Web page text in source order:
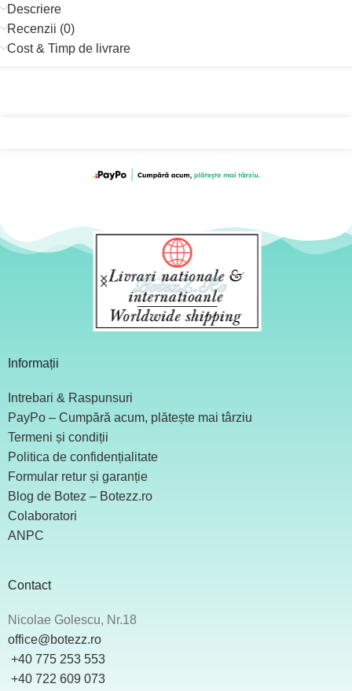
Descriere
Recenzii (0)
Cost & Timp de livrare
Informații
Intrebari & Raspunsuri
PayPo – Cumpără acum, plătește mai târziu
Termeni și condiții
Politica de confidențialitate
Formular retur și garanție
Blog de Botez – Botezz.ro
Colaboratori
ANPC
Contact
Nicolae Golescu, Nr.18
office@botezz.ro
+40 775 253 553
‪ +40 722 609 073